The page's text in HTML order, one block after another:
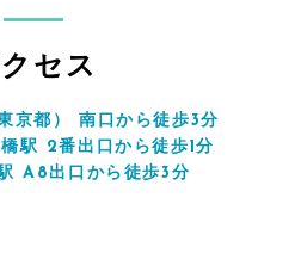
セス
京都） 南口から徒歩3分
駅 2番出口から徒歩1分
A8出口から徒歩3分